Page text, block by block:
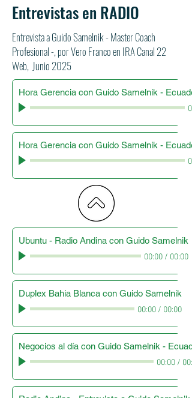
Entrevistas en RADIO
Entrevista a Guido Samelnik - Master Coach
Profesional -, por Vero Franco en IRA Canal 22
Web, Junio 2025
Hora Gerencia con Guido Samelnik -
Hora Gerencia con Guido Samelnik -
Ubuntu - Radio Andina con Guido Samelnik
00:00 / 00:00
Duplex Bahia Blanca con Guido Samelnik
00:00 / 00:00
Negocios al día con Guido Samelnik -
00:00 /